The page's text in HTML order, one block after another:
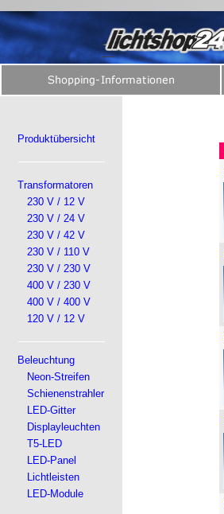
Produktübersicht
Transformatoren
230 V / 12 V
230 V / 24 V
230 V / 42 V
230 V / 110 V
230 V / 230 V
400 V / 230 V
400 V / 400 V
120 V / 12 V
Beleuchtung
Neon-Streifen
Schienenstrahler
LED-Gitter
Displayleuchten
T5-LED
LED-Panel
Lichtleisten
LED-Module